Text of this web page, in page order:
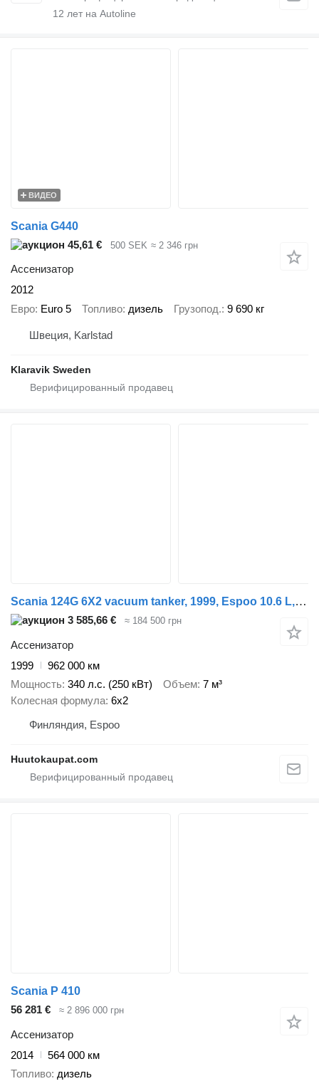
12 лет на Autoline
ВИДЕО
Scania G440
45,61 €
500 SEK ≈ 2 346 грн
Ассенизатор
2012
Евро Euro 5 Топливо дизель Грузопод. 9 690 кг
Швеция, Karlstad
Klaravik Sweden
Scania 124G 6X2 vacuum tanker, 1999, Espoo 10.6 L, Diesel, 962,000 km
3 585,66 € ≈ 184 500 грн
Ассенизатор
1999
962 000 км
Мощность 340 л.с. (250 кВт) Объем 7 м³
Колесная формула 6x2
Финляндия, Espoo
Huutokaupat.com
Scania P 410
56 281 €
≈ 2 896 000 грн
Ассенизатор
2014
564 000 км
Топливо дизель